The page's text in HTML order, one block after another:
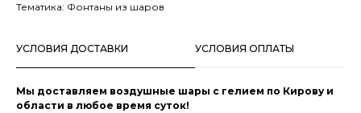
Тематика: Фонтаны из шаров
УСЛОВИЯ ДОСТАВКИ УСЛОВИЯ ОПЛАТЫ
Мы доставляем воздушные шары с гелием по Кирову и
области в любое время суток!